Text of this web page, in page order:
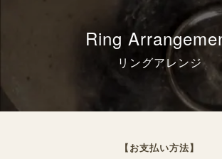
Ring
リングアレンジ
【お支払い方法】